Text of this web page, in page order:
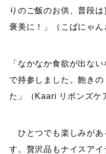
りのご飯のお供、普段
褒美に！」（こばにゃん
「なかなか食欲が出な
で持参しました。飽き
た」（Kaari リボンズケ
ひとつでも楽しみがあ
す。贅沢品もナイスア